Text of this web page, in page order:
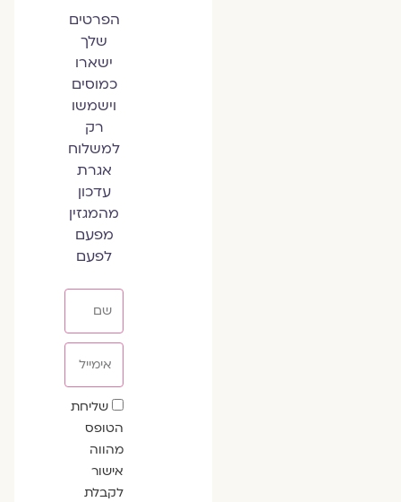
הפרטים
שלך
ישארו
כמוסים
וישמשו
רק
למשלוח
אגרת
עדכון
מהמגזין
מפעם
לפעם
שדה
הסכמה
שליחת
הטופס
מהווה
אישור
לקבלת